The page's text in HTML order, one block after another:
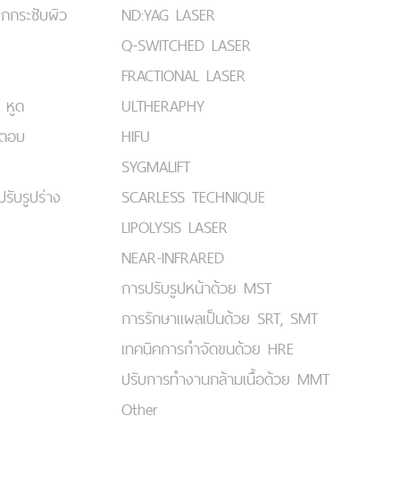
ระชับผิว
หูด
อบ
บรูปร่าง
ND:YAG LASER
Q-SWITCHED LASER
FRACTIONAL LASER
ULTHERAPHY
HIFU
SYGMALIFT
SCARLESS TECHNIQUE
LIPOLYSIS LASER
NEAR-INFRARED
การปรับรูปหน้าด้วย MST
การรักษาแผลเป็นด้วย SRT, SMT
เทคนิคการกำจัดขนด้วย HRE
ปรับการทำงานกล้ามเนื้อด้วย MMT
Other